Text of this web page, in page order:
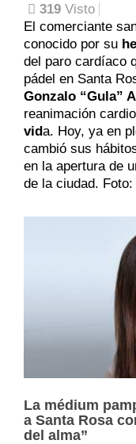
319 Visto
El comerciante
conocido por su
del paro cardíaco
pádel en Santa
Gonzalo “Gula”
reanimación
vida. Hoy, ya en
cambió sus
en la apertura de
de la ciudad.
La médium
a Santa Rosa
del alma”